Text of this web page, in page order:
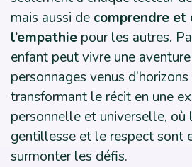
mais aussi de comprendre et
l’empathie pour les autres.
enfant peut vivre une
personnages venus
transformant le récit en une
personnelle et universelle, où
gentillesse et le respect sont
surmonter les défis.